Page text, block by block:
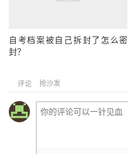
自考档案被自己拆封了怎么密
封？
评论 抢沙发